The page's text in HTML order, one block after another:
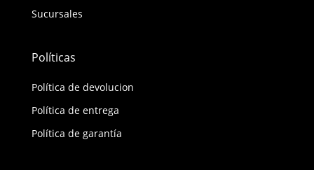
Sucursales
Políticas
Política de devolucion
Política de entrega
Política de garantía